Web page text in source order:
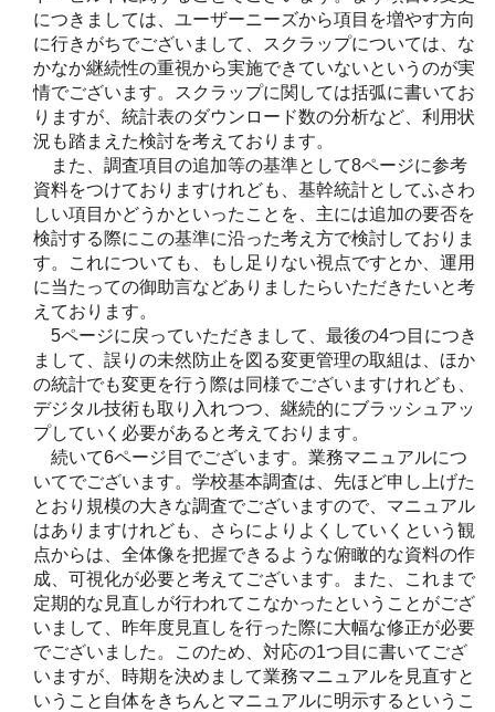
につきましては、ユーザーニーズから項目を増やす方向
に行きがちでございまして、スクラップについては、な
かなか継続性の重視から実施できていないというのが実
情でございます。スクラップに関しては括弧に書いてお
りますが、統計表のダウンロード数の分析など、利用状
況も踏まえた検討を考えております。
また、調査項目の追加等の基準として8ページに参考
資料をつけておりますけれども、基幹統計としてふさわ
しい項目かどうかといったことを、主には追加の要否を
検討する際にこの基準に沿った考え方で検討しておりま
す。これについても、もし足りない視点ですとか、運用
に当たっての御助言などありましたらいただきたいと考
えております。
5ページに戻っていただきまして、最後の4つ目につき
まして、誤りの未然防止を図る変更管理の取組は、ほか
の統計でも変更を行う際は同様でございますけれども、
デジタル技術も取り入れつつ、継続的にブラッシュアッ
プしていく必要があると考えております。
続いて6ページ目でございます。業務マニュアルにつ
いてでございます。学校基本調査は、先ほど申し上げた
とおり規模の大きな調査でございますので、マニュアル
はありますけれども、さらによりよくしていくという観
点からは、全体像を把握できるような俯瞰的な資料の作
成、可視化が必要と考えてございます。また、これまで
定期的な見直しが行われてこなかったということがござ
いまして、昨年度見直しを行った際に大幅な修正が必要
でございました。このため、対応の1つ目に書いてござ
いますが、時期を決めまして業務マニュアルを見直すと
いうこと自体をきちんとマニュアルに明示するというこ